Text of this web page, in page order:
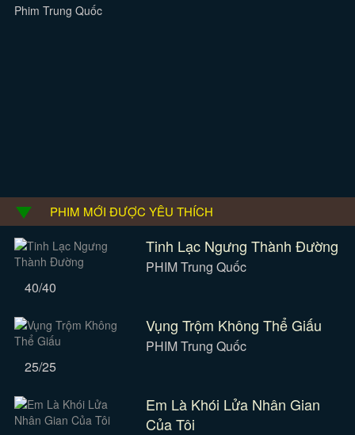
Phim Trung Quốc
PHIM MỚI ĐƯỢC YÊU THÍCH
Tinh Lạc Ngưng Thành Đường
PHIM Trung Quốc
40/40
Vụng Trộm Không Thể Giấu
PHIM Trung Quốc
25/25
Em Là Khói Lửa Nhân Gian
Của Tôi